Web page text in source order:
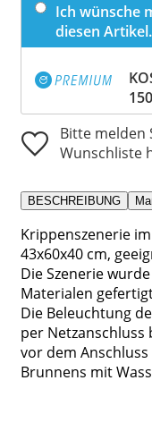
Ich wünsche
diesen Artikel.
Bitte melden
Wunschliste
BESCHREIBUNG
Krippenszenerie
43x60x40 cm,
Die Szenerie
Materialen
Die Beleuchtung
per
vor dem
Brunnens mit